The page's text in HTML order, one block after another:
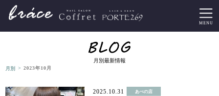
月別最新情報
月別> 2023年10月
2025.10.31 あべの店